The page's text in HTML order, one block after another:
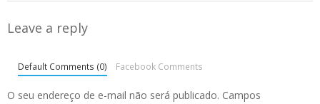
Leave a reply
Default Comments (0) Facebook Comments
O seu endereço de e-mail não será publicado. Campos